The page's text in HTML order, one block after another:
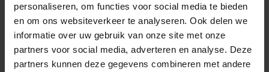
personaliseren, om functies voor social media te bieden
en om ons websiteverkeer te analyseren. Ook delen we
informatie over uw gebruik van onze site met onze
partners voor social media, adverteren en analyse. Deze
partners kunnen deze gegevens combineren met andere